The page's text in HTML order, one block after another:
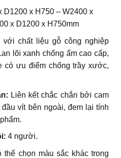
D1200 x H750 – W2400 x
x D1200 x H750mm
vớichất liệu gỗ công nghiệp
lõi xanh chống ẩm cao cấp,
có ưu điểm chống trầy xước,
Liên kết chắc chắn bởi cam
vít bên ngoài, đem lại tính
4 người.
thể chọn màu sắc khác trong